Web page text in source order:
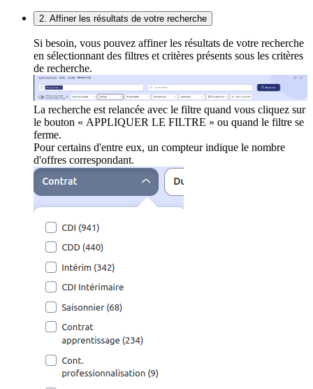
2. Affiner les résultats de votre recherche
Si besoin, vous pouvez affiner les résultats de votre recherche
en sélectionnant des filtres et critères présents sous les critères
de recherche.
La recherche est relancée avec le filtre quand vous cliquez sur
le bouton « APPLIQUER LE FILTRE » ou quand le filtre se
ferme.
Pour certains d'entre eux, un compteur indique le nombre
d'offres correspondant.